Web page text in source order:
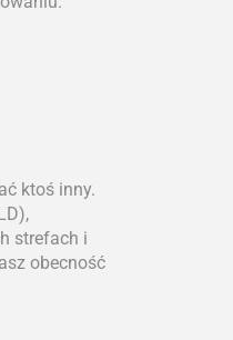
ktoś inny.
strefach i
obecność